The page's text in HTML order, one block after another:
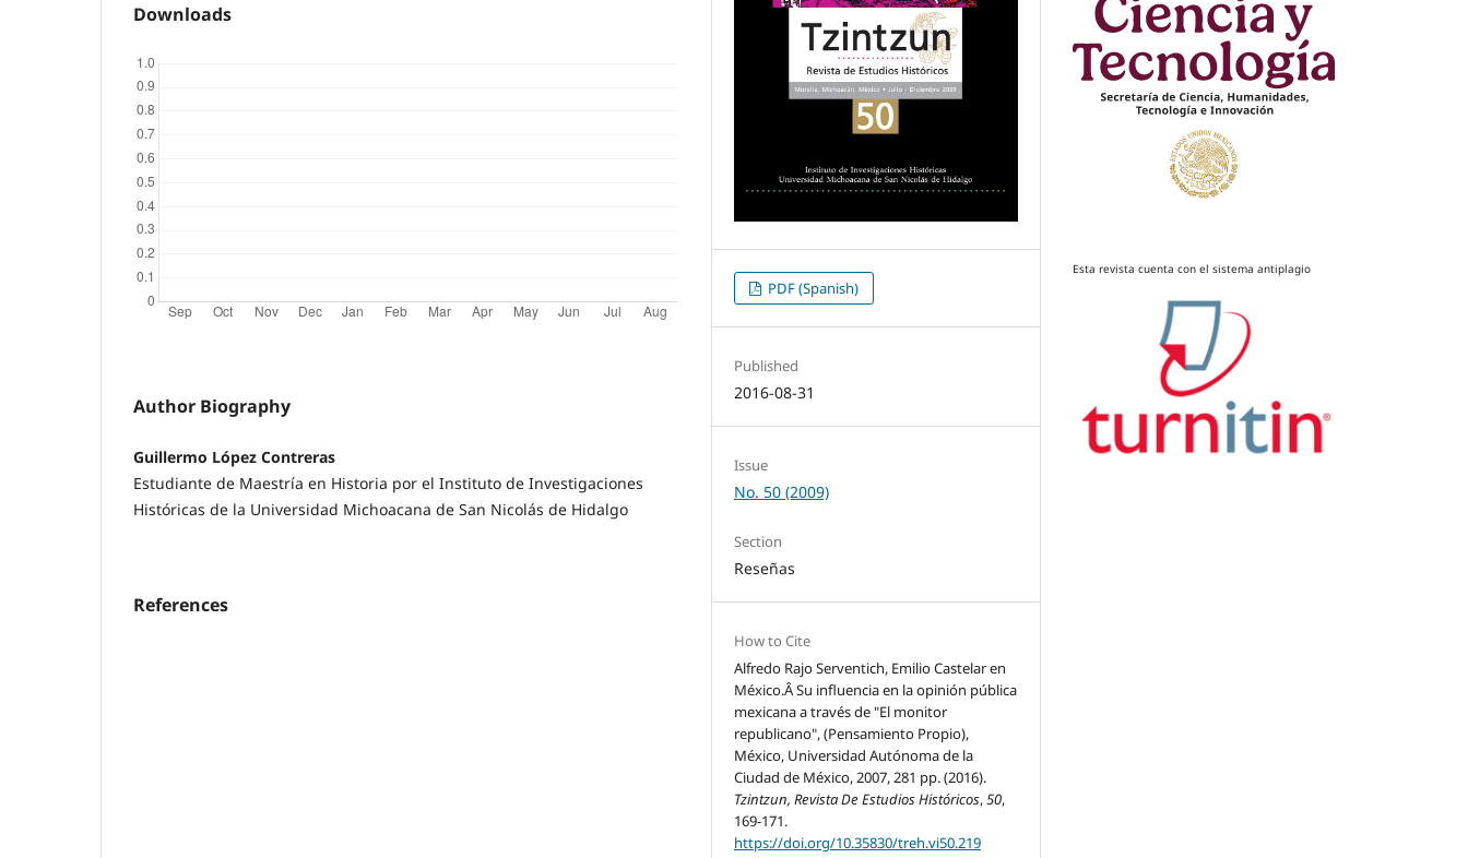
Downloads
Author Biography
Guillermo López Contreras
Estudiante de Maestría en Historia por el Instituto de Investigaciones
Históricas de la Universidad Michoacana de San Nicolás de Hidalgo
References
PDF (Spanish)
Published
2016-08-31
Issue
No. 50 (2009)
Section
Reseñas
How to Cite
Alfredo Rajo Serventich, Emilio Castelar en
México.Â Su influencia en la opinión pública
mexicana a través de "El monitor
republicano", (Pensamiento Propio),
México, Universidad Autónoma de la
Ciudad de México, 2007, 281 pp. (2016).
Tzintzun, Revista De Estudios Históricos,50,
169-171.
https://doi.org/10.35830/treh.vi50.219
Esta revista cuenta con el sistema antiplagio